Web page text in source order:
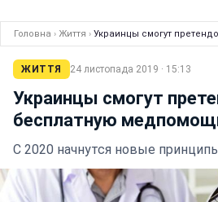
Головна › Життя › Украинцы смогут
ЖИТТЯ 24 листопада 2019 · 15:13
Украинцы смогут
бесплатную
С 2020 начнутся новые